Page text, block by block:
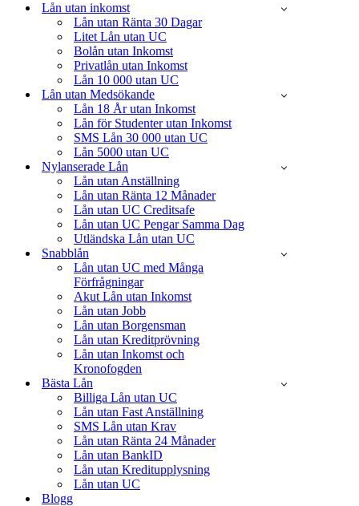
Lån utan inkomst
Lån utan Ränta 30 Dagar
Litet Lån utan UC
Bolån utan Inkomst
Privatlån utan Inkomst
Lån 10 000 utan UC
Lån utan Medsökande
Lån 18 År utan Inkomst
Lån för Studenter utan Inkomst
SMS Lån 30 000 utan UC
Lån 5000 utan UC
Nylanserade Lån
Lån utan Anställning
Lån utan Ränta 12 Månader
Lån utan UC Creditsafe
Lån utan UC Pengar Samma Dag
Utländska Lån utan UC
Snabblån
Lån utan UC med Många
Förfrågningar
Akut Lån utan Inkomst
Lån utan Jobb
Lån utan Borgensman
Lån utan Kreditprövning
Lån utan Inkomst och
Kronofogden
Bästa Lån
Billiga Lån utan UC
Lån utan Fast Anställning
SMS Lån utan Krav
Lån utan Ränta 24 Månader
Lån utan BankID
Lån utan Kreditupplysning
Lån utan UC
Blogg